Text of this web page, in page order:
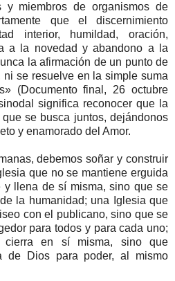
y miembros de organismos de
que el discernimiento
interior, humildad, oración,
a la novedad y abandono a la
la afirmación de un punto de
se resuelve en la simple suma
(Documento final, 26 octubre
significa reconocer que la
se busca juntos, dejándonos
y enamorado del Amor.
debemos soñar y construir
que no se mantiene erguida
y llena de sí misma, sino que se
la humanidad; una Iglesia que
con el publicano, sino que se
para todos y para cada uno;
en sí misma, sino que
de Dios para poder, al mismo